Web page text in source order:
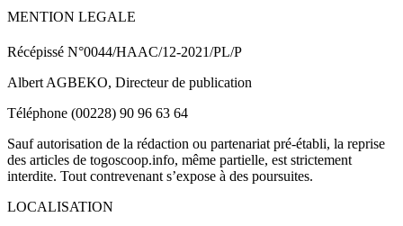
MENTION LEGALE
Récépissé N°0044/HAAC/12-2021/PL/P
Albert AGBEKO, Directeur de publication
Téléphone (00228) 90 96 63 64
Sauf autorisation de la rédaction ou partenariat pré-établi, la reprise
des articles de togoscoop.info, même partielle, est strictement
interdite. Tout contrevenant s’expose à des poursuites.
LOCALISATION